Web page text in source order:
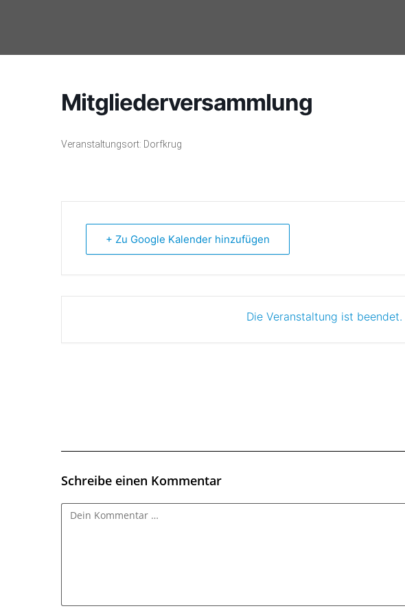
Mitgliederversammlung
Veranstaltungsort: Dorfkrug
+ Zu Google Kalender hinzufügen
Die Veranstaltung ist beendet.
Schreibe einen Kommentar
Kommentar